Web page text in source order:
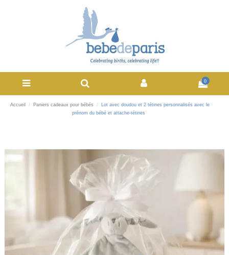
0
Accueil Paniers cadeaux pour bébés
Lot avec doudou et 2 tétines personnalisés avec le
prénom du bébé et attache-tétines